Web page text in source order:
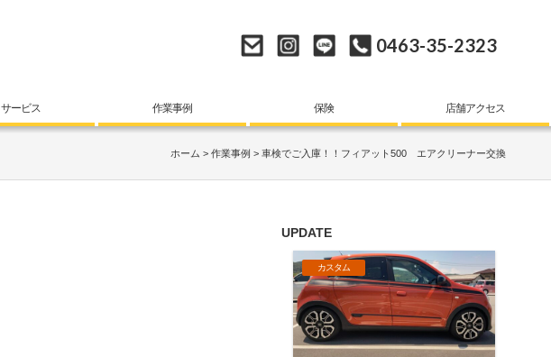
0463-35-2323
サービス 作業事例 保険 店舗アクセス
ホーム 作業事例 車検でご入庫！！フィアット500 エアクリーナー交換
UPDATE
カスタム